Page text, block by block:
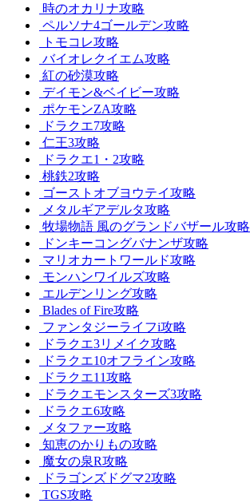
時のオカリナ攻略
ペルソナ4ゴールデン攻略
トモコレ攻略
バイオレクイエム攻略
紅の砂漠攻略
デイモン&ベイビー攻略
ポケモンZA攻略
ドラクエ7攻略
仁王3攻略
ドラクエ1・2攻略
桃鉄2攻略
ゴーストオブヨウテイ攻略
メタルギアデルタ攻略
牧場物語 風のグランドバザール攻略
ドンキーコングバナンザ攻略
マリオカートワールド攻略
モンハンワイルズ攻略
エルデンリング攻略
Blades of Fire攻略
ファンタジーライフi攻略
ドラクエ3リメイク攻略
ドラクエ10オフライン攻略
ドラクエ11攻略
ドラクエモンスターズ3攻略
ドラクエ6攻略
メタファー攻略
知恵のかりもの攻略
魔女の泉R攻略
ドラゴンズドグマ2攻略
TGS攻略